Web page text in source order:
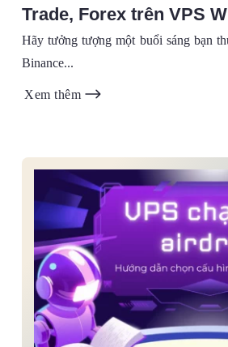
Trade, Forex trên VPS
Hãy tưởng tượng một buổi sáng bạn
Binance...
Xem thêm